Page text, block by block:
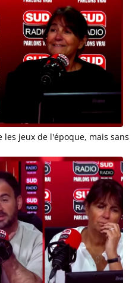
jeux de l'époque, mais sans